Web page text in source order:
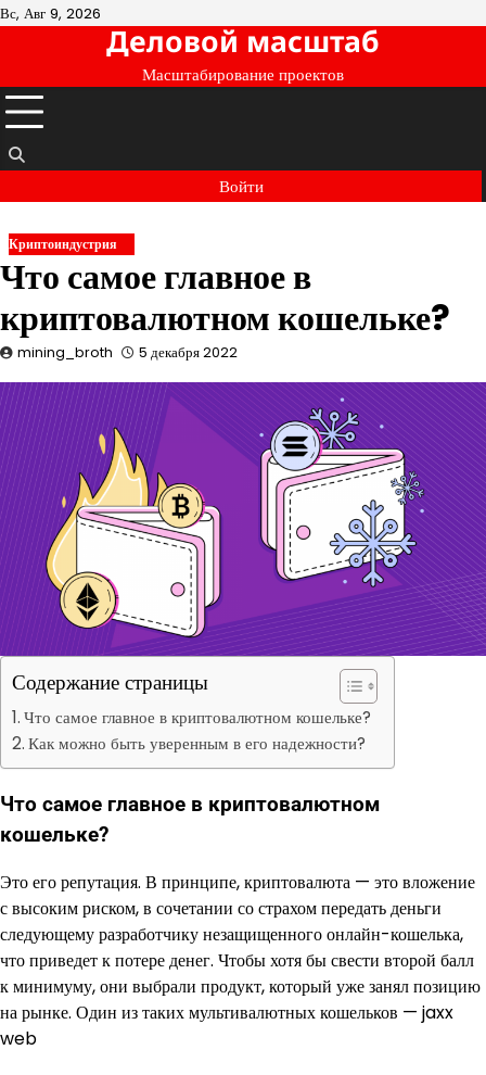
Перейти
Вс, Авг 9, 2026
Деловой масштаб
Масштабирование проектов
Войти
Криптоиндустрия
Что самое главное в
криптовалютном кошельке?
mining_broth 5 декабря 2022
Содержание страницы
Что самое главное в криптовалютном кошельке?
Как можно быть уверенным в его надежности?
Что самое главное в криптовалютном
кошельке?
Это его репутация. В принципе, криптовалюта — это вложение
с высоким риском, в сочетании со страхом передать деньги
следующему разработчику незащищенного онлайн-кошелька,
что приведет к потере денег. Чтобы хотя бы свести второй балл
к минимуму, они выбрали продукт, который уже занял позицию
на рынке. Один из таких мультивалютных кошельков — jaxx
web